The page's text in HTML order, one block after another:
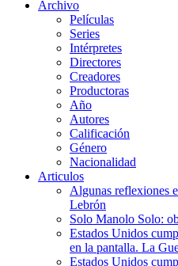
Archivo
Películas
Series
Intérpretes
Directores
Creadores
Productoras
Año
Autores
Calificación
Género
Nacionalidad
Articulos
Algunas reflexiones
Lebrón
Solo Manolo Solo:
Estados Unidos
en la pantalla. La
Estados Unidos